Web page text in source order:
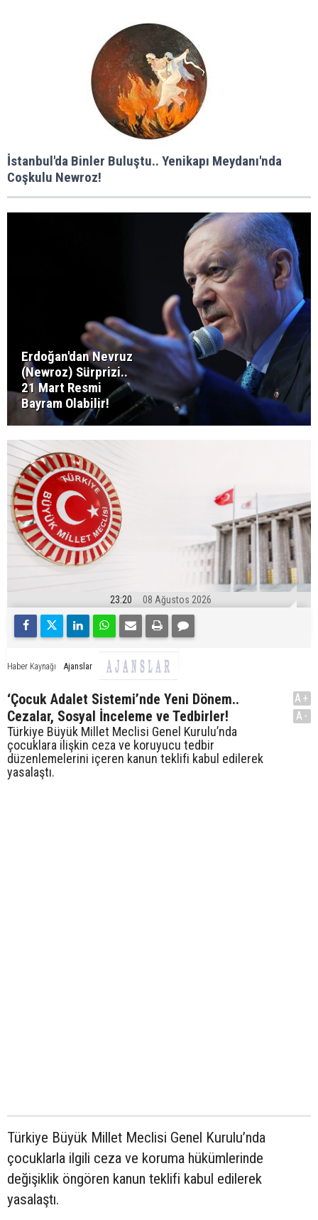
İstanbul'da Binler Buluştu.. Yenikapı Meydanı'nda
Coşkulu Newroz!
Erdoğan'dan Nevruz
(Newroz) Sürprizi..
21 Mart Resmi
Bayram Olabilir!
23:20 08 Ağustos 2026
Haber Kaynağı Ajanslar
‘Çocuk Adalet Sistemi’nde Yeni Dönem..
Cezalar, Sosyal İnceleme ve Tedbirler!
Türkiye Büyük Millet Meclisi Genel Kurulu’nda
çocuklara ilişkin ceza ve koruyucu tedbir
düzenlemelerini içeren kanun teklifi kabul edilerek
yasalaştı.
A+
A-
Türkiye Büyük Millet Meclisi Genel Kurulu’nda
çocuklarla ilgili ceza ve koruma hükümlerinde
değişiklik öngören kanun teklifi kabul edilerek
yasalaştı.